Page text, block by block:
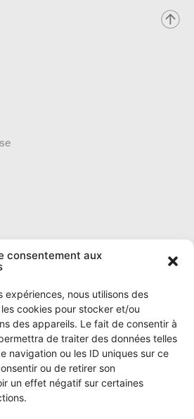
consentement aux
expériences, nous utilisons des
cookies pour stocker et/ou
des appareils. Le fait de consentir à
de traiter des données telles
navigation ou les ID uniques sur ce
ou de retirer son
un effet négatif sur certaines